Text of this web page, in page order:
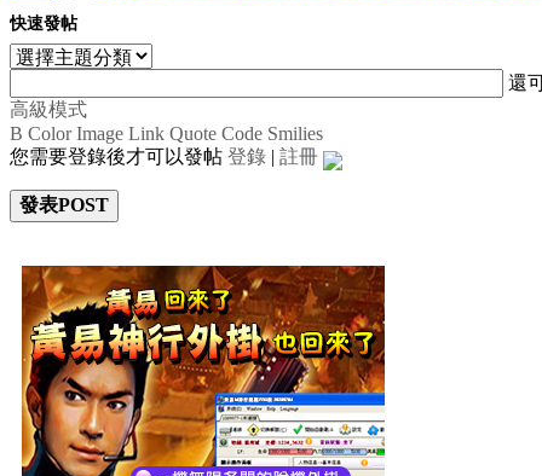
快速發帖
還
高級模式
B Color Image Link Quote Code Smilies
您需要登錄後才可以發帖 登錄 | 註冊
發表POST